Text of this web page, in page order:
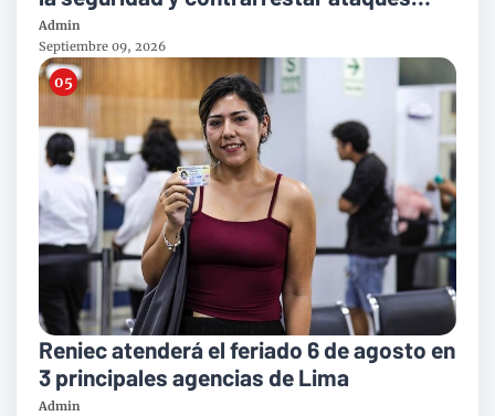
extorsivos en el transporte público
Admin
Septiembre 09, 2026
Reniec atenderá el feriado 6 de agosto en
3 principales agencias de Lima
Admin